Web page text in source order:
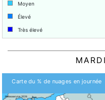
Moyen
Élevé
Très élevé
Carte du % de nuages en journée